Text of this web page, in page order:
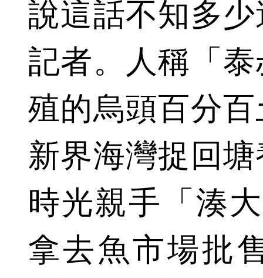
說這話不知多
記者。人稱「
殖的烏頭百分
新界海灣捉回
時光親手「湊
拿去魚市場批